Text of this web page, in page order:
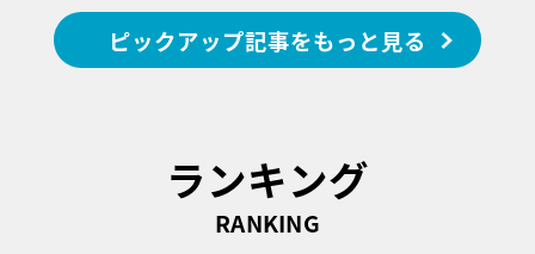
ピックアップ記事をもっと見る
ランキング
RANKING